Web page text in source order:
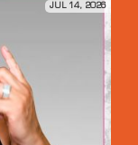
JUL 14, 2026